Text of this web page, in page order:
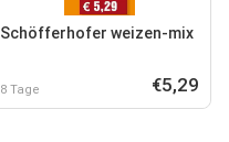
Schöfferhofer weizen-mix
8 Tage €5,29